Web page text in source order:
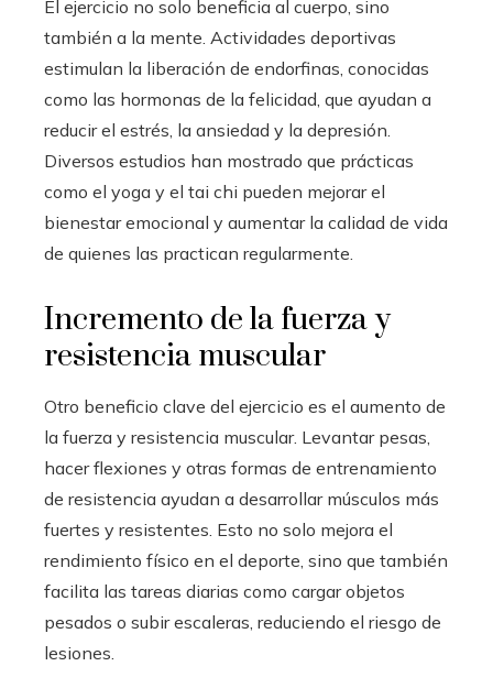
El ejercicio no solo beneficia al cuerpo, sino
también a la mente. Actividades deportivas
estimulan la liberación de endorfinas, conocidas
como las hormonas de la felicidad, que ayudan a
reducir el estrés, la ansiedad y la depresión.
Diversos estudios han mostrado que prácticas
como el yoga y el tai chi pueden mejorar el
bienestar emocional y aumentar la calidad de vida
de quienes las practican regularmente.
Incremento de la fuerza y
resistencia muscular
Otro beneficio clave del ejercicio es el aumento de
la fuerza y resistencia muscular. Levantar pesas,
hacer flexiones y otras formas de entrenamiento
de resistencia ayudan a desarrollar músculos más
fuertes y resistentes. Esto no solo mejora el
rendimiento físico en el deporte, sino que también
facilita las tareas diarias como cargar objetos
pesados o subir escaleras, reduciendo el riesgo de
lesiones.